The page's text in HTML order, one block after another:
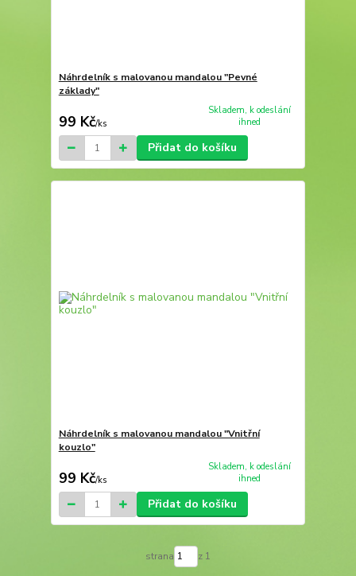
Náhrdelník s malovanou mandalou "Pevné
základy"
99 Kč/ks
Skladem, k odeslání
ihned
Přidat do košíku
Náhrdelník s malovanou mandalou "Vnitřní
kouzlo"
99 Kč/ks
Skladem, k odeslání
ihned
Přidat do košíku
strana z 1